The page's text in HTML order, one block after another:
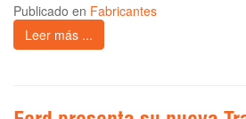
Publicado en Fabricantes
Leer más ...